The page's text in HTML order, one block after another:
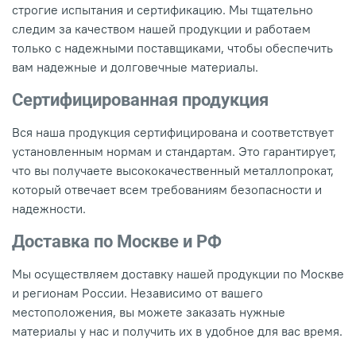
строгие испытания и сертификацию. Мы тщательно
следим за качеством нашей продукции и работаем
только с надежными поставщиками, чтобы обеспечить
вам надежные и долговечные материалы.
Сертифицированная продукция
Вся наша продукция сертифицирована и соответствует
установленным нормам и стандартам. Это гарантирует,
что вы получаете высококачественный металлопрокат,
который отвечает всем требованиям безопасности и
надежности.
Доставка по Москве и РФ
Мы осуществляем доставку нашей продукции по Москве
и регионам России. Независимо от вашего
местоположения, вы можете заказать нужные
материалы у нас и получить их в удобное для вас время.